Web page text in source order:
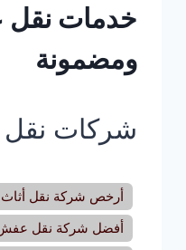
خدمات
ومضمونة
شركات
أرخص شركة نقل أثاث
أفضل شركة نقل عفش